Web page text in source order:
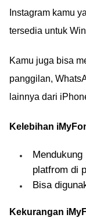
Instagram kamu
tersedia untuk
Kamu juga bisa
panggilan,
lainnya dari
Kelebihan
platfrom di
Bisa
Kekurangan